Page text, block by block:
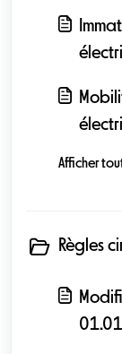
Afficher
Règles